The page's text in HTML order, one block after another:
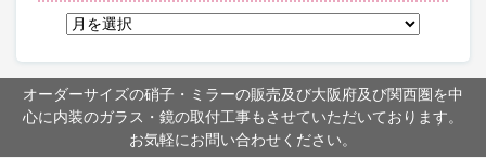
月
別
オーダーサイズの硝子・ミラーの販売及び大阪府及び関西圏を中
心に内装のガラス・鏡の取付工事もさせていただいております。
お気軽にお問い合わせください。